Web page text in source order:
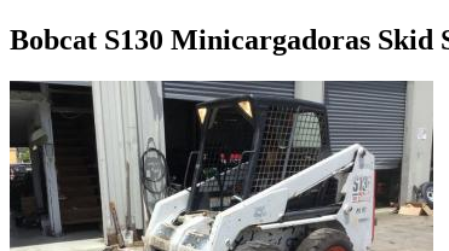
Bobcat S130 Minicargadoras Skid